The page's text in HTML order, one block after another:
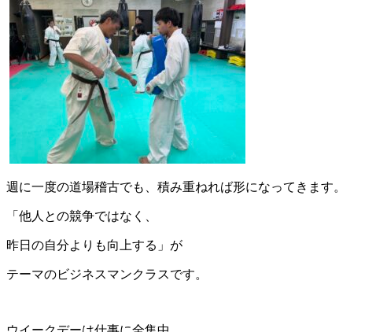
週に一度の道場稽古でも、積み重ねれば形になってきます。
「他人との競争ではなく、
昨日の自分よりも向上する」が
テーマのビジネスマンクラスです。